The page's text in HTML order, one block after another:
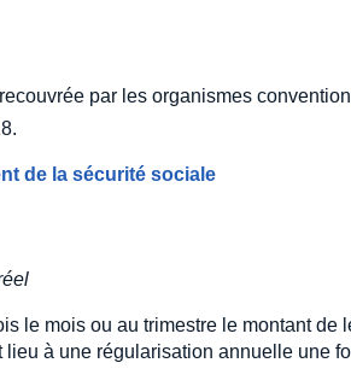
par les organismes
de la sécurité sociale
le mois ou au trimestre le montant de
à une régularisation annuelle une